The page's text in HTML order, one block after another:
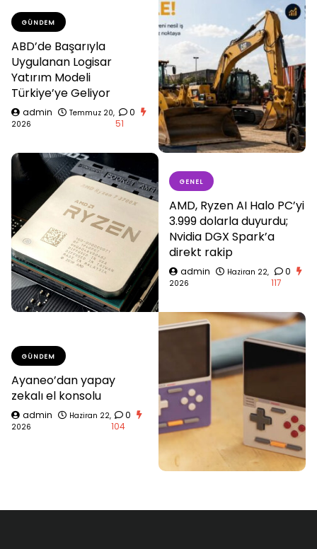
GÜNDEM
ABD’de Başarıyla
Uygulanan Logisar
Yatırım Modeli
Türkiye’ye Geliyor
admin
Temmuz 20,
2026
0
51
GENEL
AMD, Ryzen AI Halo PC’yi
3.999 dolarla duyurdu;
Nvidia DGX Spark’a
direkt rakip
admin
Haziran 22,
2026
0
117
GÜNDEM
Ayaneo’dan yapay
zekalı el konsolu
admin
Haziran 22,
2026
0
104